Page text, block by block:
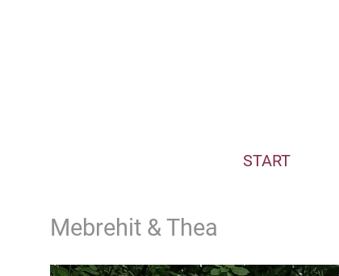
START
Mebrehit & Thea